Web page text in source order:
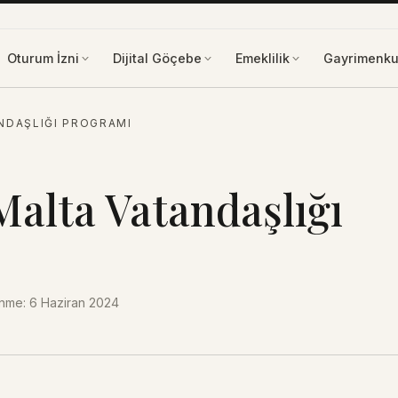
Oturum İzni Dijital Göçebe Emeklilik
PROGRAMI
Vatandaşlığı
: 6 Haziran 2024